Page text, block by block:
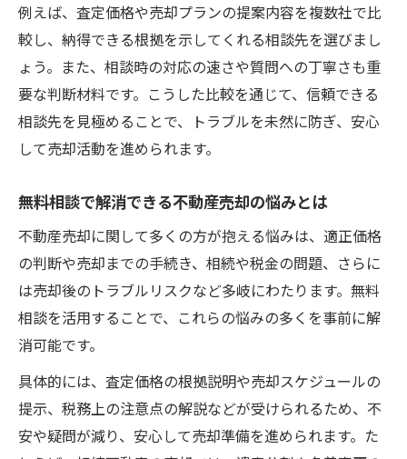
例えば、査定価格や売却プランの提案内容を複数社で比
較し、納得できる根拠を示してくれる相談先を選びまし
ょう。また、相談時の対応の速さや質問への丁寧さも重
要な判断材料です。こうした比較を通じて、信頼できる
相談先を見極めることで、トラブルを未然に防ぎ、安心
して売却活動を進められます。
無料相談で解消できる不動産売却の悩みとは
不動産売却に関して多くの方が抱える悩みは、適正価格
の判断や売却までの手続き、相続や税金の問題、さらに
は売却後のトラブルリスクなど多岐にわたります。無料
相談を活用することで、これらの悩みの多くを事前に解
消可能です。
具体的には、査定価格の根拠説明や売却スケジュールの
提示、税務上の注意点の解説などが受けられるため、不
安や疑問が減り、安心して売却準備を進められます。た